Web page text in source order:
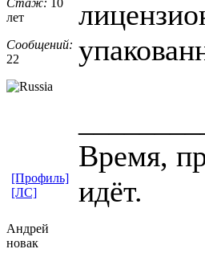
лет
Сообщений:
22
Время,
идёт.
[Профиль]
[ЛС]
Андрей
новак